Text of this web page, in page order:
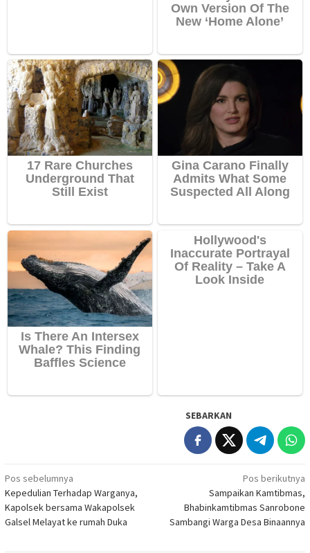
SEBARKAN
Navigasi
pos
Pos sebelumnya
Kepedulian Terhadap Warganya,
Kapolsek bersama Wakapolsek
Galsel Melayat ke rumah Duka
Pos berikutnya
Sampaikan Kamtibmas,
Bhabinkamtibmas Sanrobone
Sambangi Warga Desa Binaannya